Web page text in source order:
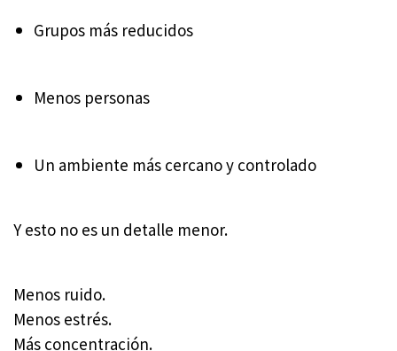
Grupos más reducidos
Menos personas
Un ambiente más cercano y controlado
Y esto no es un detalle menor.
Menos ruido.
Menos estrés.
Más concentración.